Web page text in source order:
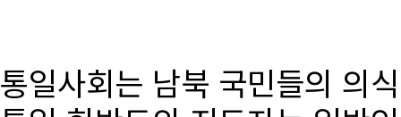
통일사회는 남북 국민들의 의